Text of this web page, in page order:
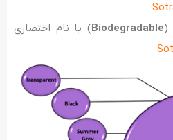
(
Biodegradable) با نام اختصاری